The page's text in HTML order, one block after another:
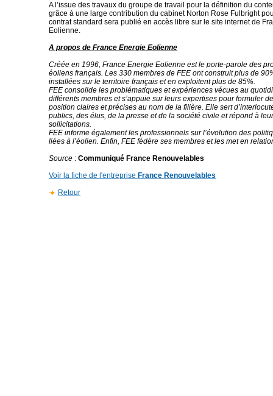
A l’issue des travaux du groupe de travail pour la définition du
grâce à une large contribution du cabinet Norton Rose Fulbright
contrat standard sera publié en accès libre sur le site internet de
Eolienne.
A propos de France Energie Eolienne
Créée en 1996, France Energie Eolienne est le porte-parole des
éoliens français. Les 330 membres de FEE ont construit plus de
installées sur le territoire français et en exploitent plus de 85%.
FEE consolide les problématiques et expériences vécues au
différents membres et s’appuie sur leurs expertises pour formuler
position claires et précises au nom de la filière. Elle sert
publics, des élus, de la presse et de la société civile et répond à
sollicitations.
FEE informe également les professionnels sur l’évolution des
liées à l’éolien. Enfin, FEE fédère ses membres et les met en
Source : Communiqué France Renouvelables
Voir la fiche de l'entreprise France Renouvelables
Retour